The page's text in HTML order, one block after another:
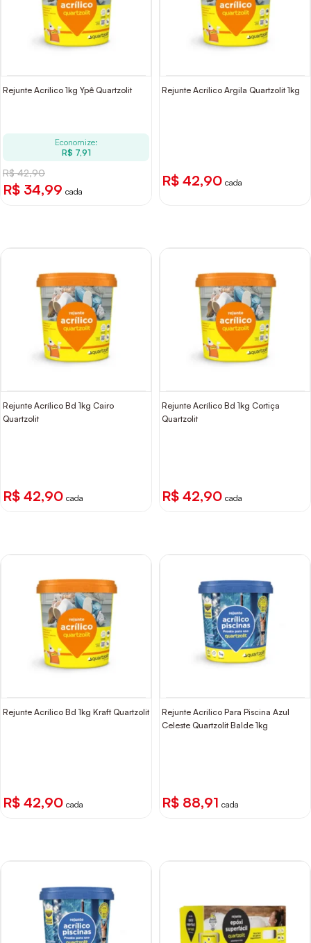
Rejunte Acrílico 1kg Ypê Quartzolit
Economize:
R$ 7,91
R$ 42,90
R$ 34,99 cada
Rejunte Acrílico Argila Quartzolit 1kg
R$ 42,90 cada
Rejunte Acrílico Bd 1kg Cairo
Quartzolit
R$ 42,90 cada
Rejunte Acrílico Bd 1kg Cortiça
Quartzolit
R$ 42,90 cada
Rejunte Acrílico Bd 1kg Kraft Quartzolit
R$ 42,90 cada
Rejunte Acrilico Para Piscina Azul
Celeste Quartzolit Balde 1kg
R$ 88,91 cada